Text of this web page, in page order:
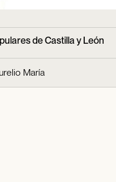
de Castilla y León
María